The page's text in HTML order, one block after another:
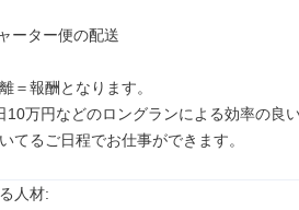
ーター便の配送
＝報酬となります。
10万円などのロングランによる効率の良
いてるご日程でお仕事ができます。
人材: